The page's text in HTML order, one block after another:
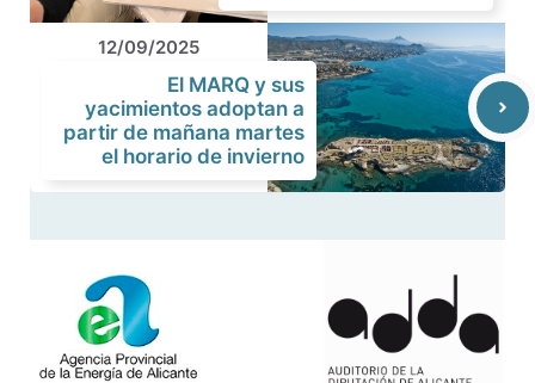
12/09/2025
El MARQ y sus
yacimientos adoptan a
partir de mañana martes
el horario de invierno